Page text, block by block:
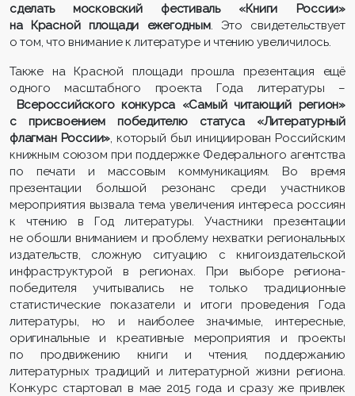
сделать московский фестиваль «Книги России»
на Красной площади ежегодным. Это свидетельствует
о том, что внимание к литературе и чтению увеличилось.
Также на Красной площади прошла презентация ещё
одного масштабного проекта Года литературы –
Всероссийского конкурса «Самый читающий регион»
с присвоением победителю статуса «Литературный
флагман России», который был инициирован Российским
книжным союзом при поддержке Федерального агентства
по печати и массовым коммуникациям. Во время
презентации большой резонанс среди участников
мероприятия вызвала тема увеличения интереса россиян
к чтению в Год литературы. Участники презентации
не обошли вниманием и проблему нехватки региональных
издательств, сложную ситуацию с книгоиздательской
инфраструктурой в регионах. При выборе региона-
победителя учитывались не только традиционные
статистические показатели и итоги проведения Года
литературы, но и наиболее значимые, интересные,
оригинальные и креативные мероприятия и проекты
по продвижению книги и чтения, поддержанию
литературных традиций и литературной жизни региона.
Конкурс стартовал в мае 2015 года и сразу же привлек